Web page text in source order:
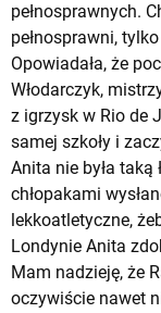
pełnosprawnych.
pełnosprawni,
Opowiadała, że
Włodarczyk,
z igrzysk w Rio de
samej szkoły i
Anita nie była taką
chłopakami
lekkoatletyczne,
Londynie Anita
Mam nadzieję, że
oczywiście nawet